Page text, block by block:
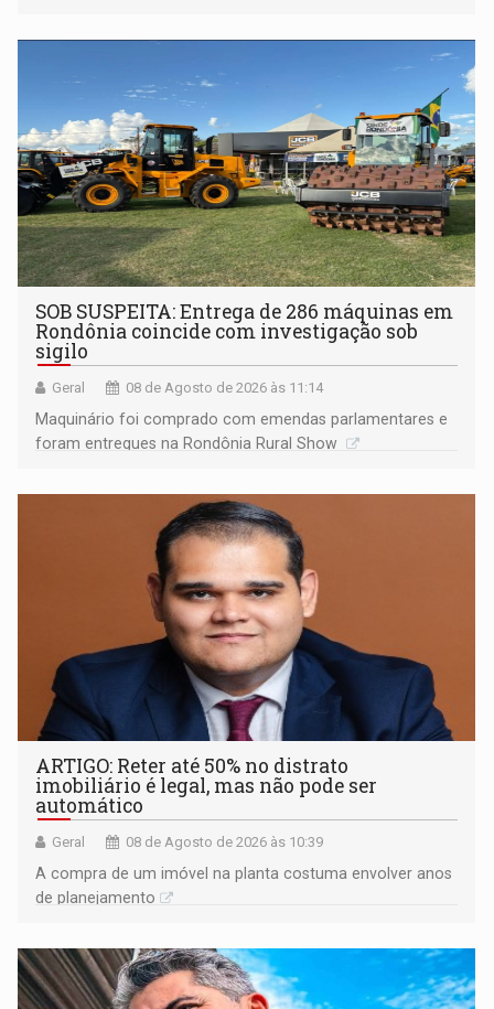
não ter entrado no modo eleição; ABAV faz evento em
SOB SUSPEITA: Entrega de 286 máquinas em
Rondônia coincide com investigação sob
sigilo
Geral 08 de Agosto de 2026 às 11:14
Maquinário foi comprado com emendas parlamentares e
foram entregues na Rondônia Rural Show
ARTIGO: Reter até 50% no distrato
imobiliário é legal, mas não pode ser
automático
Geral 08 de Agosto de 2026 às 10:39
A compra de um imóvel na planta costuma envolver anos
de planejamento